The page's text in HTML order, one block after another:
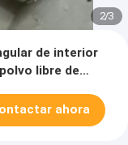
2/3
de interior
libre de
ahora